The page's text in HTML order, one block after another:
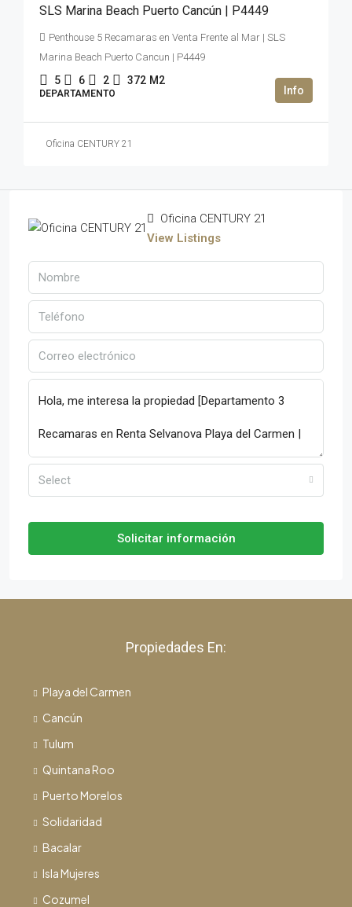
SLS Marina Beach Puerto Cancún | P4449
Penthouse 5 Recamaras en Venta Frente al Mar | SLS
Marina Beach Puerto Cancun | P4449
5 6 2 372 M2
DEPARTAMENTO
Oficina CENTURY 21
Oficina CENTURY 21
View Listings
Select
Solicitar información
Propiedades En:
Playa del Carmen
Cancún
Tulum
Quintana Roo
Puerto Morelos
Solidaridad
Bacalar
Isla Mujeres
Cozumel